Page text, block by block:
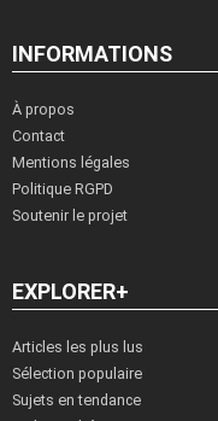
INFORMATIONS
À propos
Contact
Mentions légales
Politique RGPD
Soutenir le projet
EXPLORER+
Articles les plus lus
Sélection populaire
Sujets en tendance